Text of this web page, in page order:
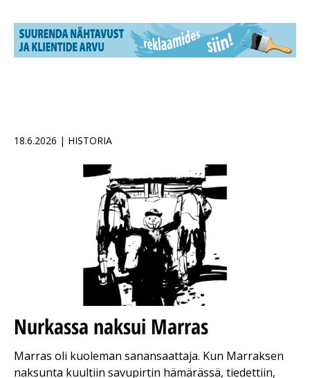
18.6.2026 | HISTORIA
Nurkassa naksui Marras
Marras oli kuoleman sanansaattaja. Kun Marraksen
naksunta kuultiin savupirtin hämärässä, tiedettiin,